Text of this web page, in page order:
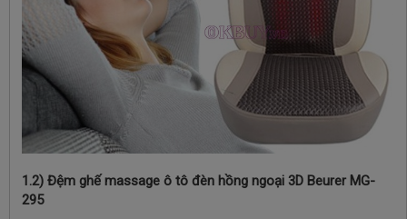
1.2) Đệm ghế massage ô tô đèn hồng ngoại 3D Beurer MG-
295